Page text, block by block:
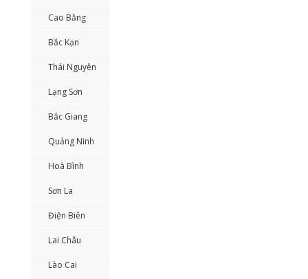
Cao Bằng
Bắc Kạn
Thái Nguyên
Lạng Sơn
Bắc Giang
Quảng Ninh
Hoà Bình
Sơn La
Điện Biên
Lai Châu
Lào Cai